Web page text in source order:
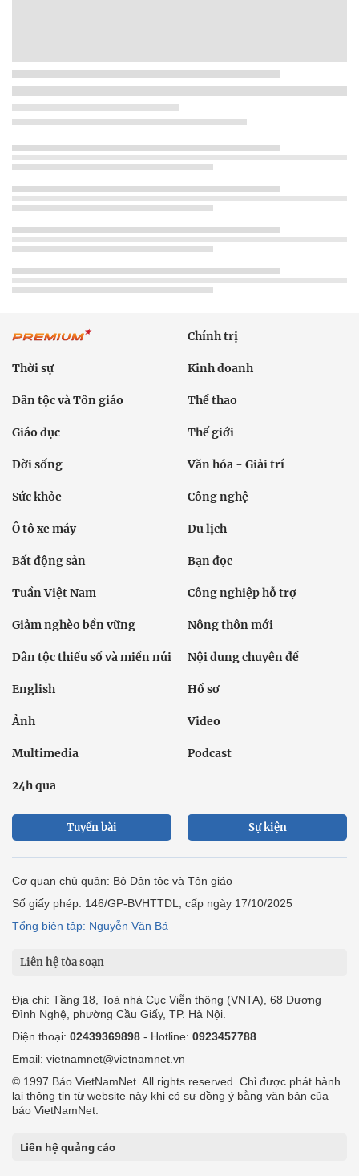
Chính trị
Thời sự Kinh doanh
Dân tộc và Tôn giáo Thể thao
Giáo dục Thế giới
Đời sống Văn hóa - Giải trí
Sức khỏe Công nghệ
Ô tô xe máy Du lịch
Bất động sản Bạn đọc
Tuần Việt Nam Công nghiệp hỗ trợ
Giảm nghèo bền vững Nông thôn mới
Dân tộc thiểu số và miền núi Nội dung chuyên đề
English Hồ sơ
Ảnh Video
Multimedia Podcast
24h qua
Tuyến bài Sự kiện
Cơ quan chủ quản: Bộ Dân tộc và Tôn giáo
Số giấy phép: 146/GP-BVHTTDL, cấp ngày 17/10/2025
Tổng biên tập: Nguyễn Văn Bá
Liên hệ tòa soạn
Địa chỉ: Tầng 18, Toà nhà Cục Viễn thông (VNTA), 68 Dương
Đình Nghệ, phường Cầu Giấy, TP. Hà Nội.
Điện thoại: 02439369898 - Hotline: 0923457788
Email: vietnamnet@vietnamnet.vn
© 1997 Báo VietNamNet. All rights reserved. Chỉ được phát hành
lại thông tin từ website này khi có sự đồng ý bằng văn bản của
báo VietNamNet.
Liên hệ quảng cáo